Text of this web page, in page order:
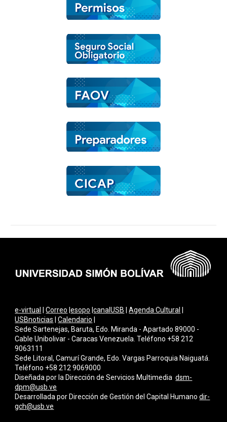
e-virtual |Correo |esopo |canalUSB |Agenda Cultural
USBnoticias |Calendario
Sede Sartenejas, Baruta, Edo. Miranda - Apartado 89000 -
Cable Unibolivar - Caracas Venezuela. Teléfono +58 212
9063111
Sede Litoral, Camurí Grande, Edo. Vargas Parroquia Naiguatá.
Teléfono +58 212 9069000
Diseñada por la Dirección de Servicios Multimediadsm-
dpm@usb.ve
Desarrollada por Dirección de Gestión del Capital Humano dir-
gch@usb.ve